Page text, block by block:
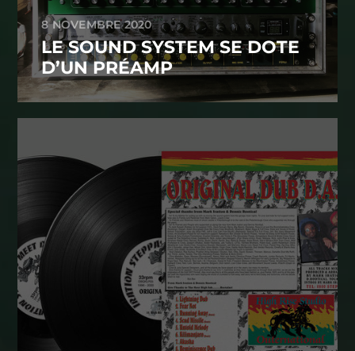
8 NOVEMBRE 2020
LE SOUND SYSTEM SE DOTE
D’UN PRÉAMP